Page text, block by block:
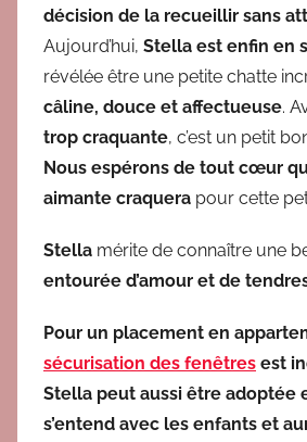
décision de la recueillir sans
Aujourd’hui, Stella est enfin en
révélée être une petite chatte
câline, douce et affectueuse.
trop craquante, c’est un petit
Nous espérons de tout cœur
aimante craquera pour cette
Stella mérite de connaître une
entourée d’amour et de
Pour un placement en
sécurisation des fenêtres est
Stella peut aussi être adoptée
s’entend avec les enfants et